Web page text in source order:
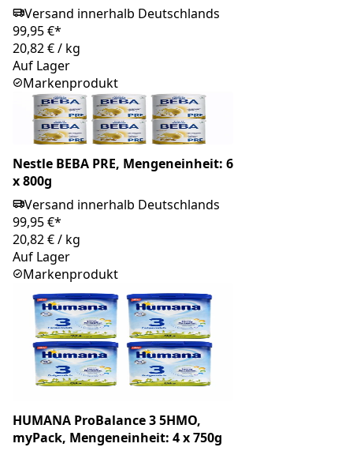
Versand innerhalb Deutschlands
99,95 €*
20,82 €/ kg
Auf Lager
Markenprodukt
Nestle BEBA PRE, Mengeneinheit: 6
x 800g
Versand innerhalb Deutschlands
99,95 €*
20,82 €/ kg
Auf Lager
Markenprodukt
HUMANA ProBalance 3 5HMO,
myPack, Mengeneinheit: 4 x 750g